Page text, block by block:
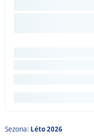
Sezona: Léto 2026